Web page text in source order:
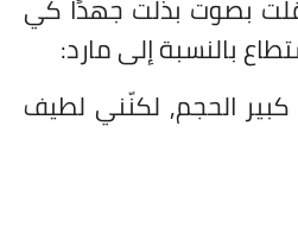
بالنسبة إلى مارد:
الحجم, لكنّني لطيف